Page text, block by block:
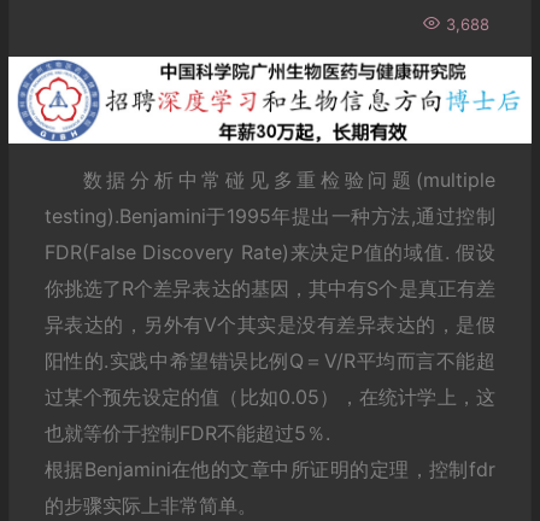
3,688
数据分析中常碰见多重检验问题(multiple
testing).Benjamini于1995年提出一种方法,通过控制
FDR(False Discovery Rate)来决定P值的域值. 假设
你挑选了R个差异表达的基因，其中有S个是真正有差
异表达的，另外有V个其实是没有差异表达的，是假
阳性的.实践中希望错误比例Q＝V/R平均而言不能超
过某个预先设定的值（比如0.05），在统计学上，这
也就等价于控制FDR不能超过5％.
根据Benjamini在他的文章中所证明的定理，控制fdr
的步骤实际上非常简单。